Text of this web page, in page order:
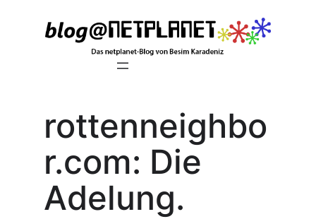
rottenneighbo
r.com: Die
Adelung.